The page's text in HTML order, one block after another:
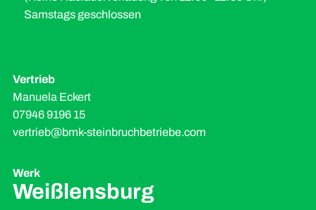
Samstags geschlossen
Vertrieb
Manuela Eckert
07946 9196 15
vertrieb@bmk-steinbruchbetriebe.com
Werk
Weißlensburg